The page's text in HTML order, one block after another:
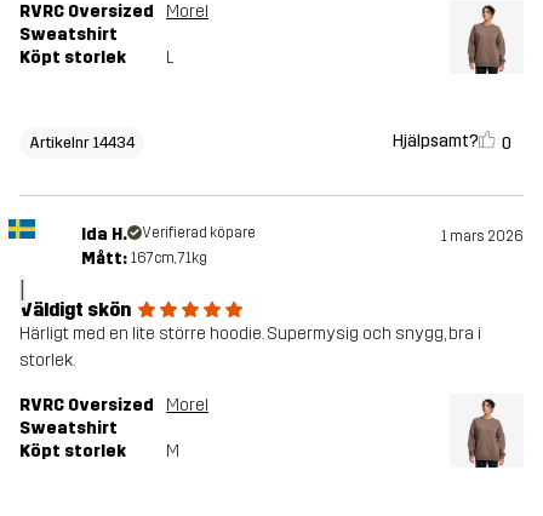
RVRC Oversized
Sweatshirt
Morel
Köpt storlek L
Artikelnr 14434 Hjälpsamt? 0
I
Ida H. Verifierad köpare 1 mars 2026
Mått: 167cm, 71kg
Väldigt skön
Härligt med en lite större hoodie. Supermysig och snygg, bra i
storlek.
RVRC Oversized
Sweatshirt
Morel
Köpt storlek M